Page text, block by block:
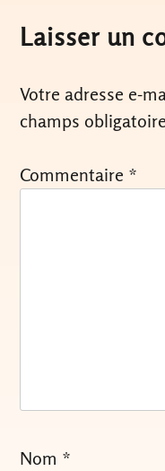
l’article
Laisser un
Votre adresse e-
champs
Commentaire *
Nom *